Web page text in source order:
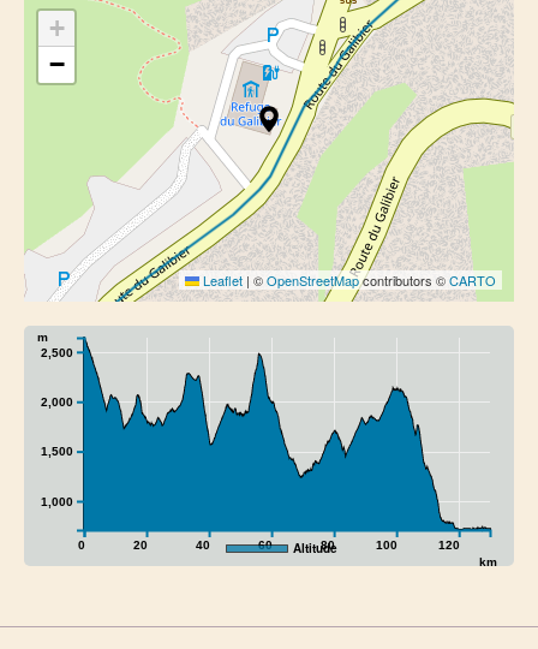
+
−
Leaflet | ©OpenStreetMapcontributors ©CARTO
0 20 40 60 80 100 120
km
1,000
1,500
2,000
2,500
m
Altitude